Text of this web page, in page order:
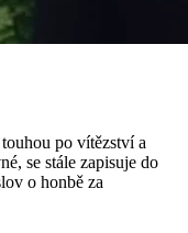
po vítězství a
se stále zapisuje do
o honbě za